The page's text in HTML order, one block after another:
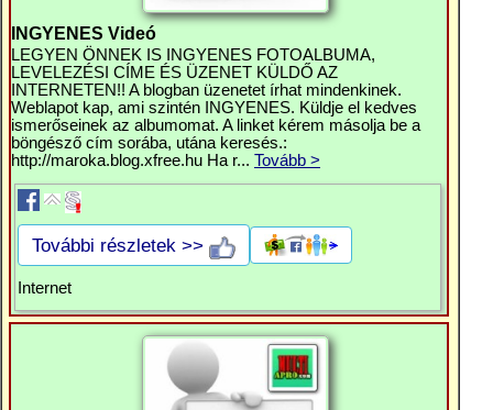
INGYENES Videó
LEGYEN ÖNNEK IS INGYENES FOTOALBUMA,
LEVELEZÉSI CÍME ÉS ÜZENET KÜLDŐ AZ
INTERNETEN!! A blogban üzenetet írhat mindenkinek.
Weblapot kap, ami szintén INGYENES. Küldje el kedves
ismerőseinek az albumomat. A linket kérem másolja be a
böngésző cím sorába, utána keresés.:
http://maroka.blog.xfree.hu Ha r... Tovább >
További részletek >>
Internet